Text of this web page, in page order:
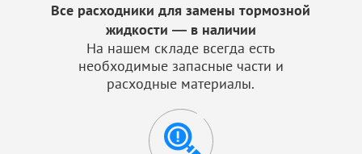
Все расходники для замены тормозной
жидкости — в наличии
На нашем складе всегда есть
необходимые запасные части и
расходные материалы.